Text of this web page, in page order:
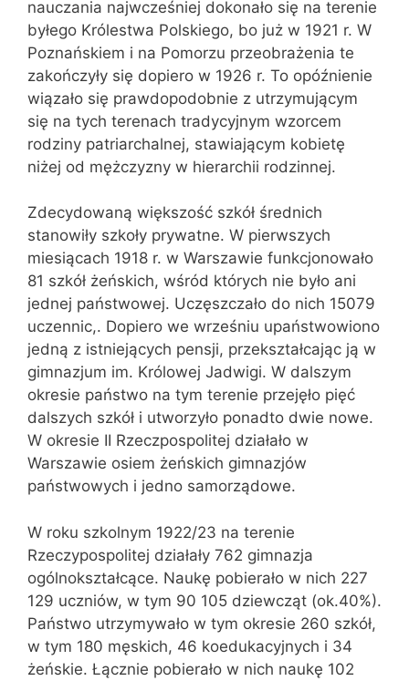
nauczania najwcześniej dokonało się na terenie
byłego Królestwa Polskiego, bo już w 1921 r. W
Poznańskiem i na Pomorzu przeobrażenia te
zakończyły się dopiero w 1926 r. To opóźnienie
wiązało się prawdopodobnie z utrzymującym
się na tych terenach tradycyjnym wzorcem
rodziny patriarchalnej, stawiającym kobietę
niżej od mężczyzny w hierarchii rodzinnej.
Zdecydowaną większość szkół średnich
stanowiły szkoły prywatne. W pierwszych
miesiącach 1918 r. w Warszawie funkcjonowało
81 szkół żeńskich, wśród których nie było ani
jednej państwowej. Uczęszczało do nich 15079
uczennic,. Dopiero we wrześniu upaństwowiono
jedną z istniejących pensji, przekształcając ją w
gimnazjum im. Królowej Jadwigi. W dalszym
okresie państwo na tym terenie przejęło pięć
dalszych szkół i utworzyło ponadto dwie nowe.
W okresie II Rzeczpospolitej działało w
Warszawie osiem żeńskich gimnazjów
państwowych i jedno samorządowe.
W roku szkolnym 1922/23 na terenie
Rzeczypospolitej działały 762 gimnazja
ogólnokształcące. Naukę pobierało w nich 227
129 uczniów, w tym 90 105 dziewcząt (ok.40%).
Państwo utrzymywało w tym okresie 260 szkół,
w tym 180 męskich, 46 koedukacyjnych i 34
żeńskie. Łącznie pobierało w nich naukę 102